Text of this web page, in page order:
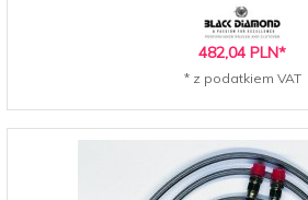
482,04 PLN*
* z podatkiem VAT